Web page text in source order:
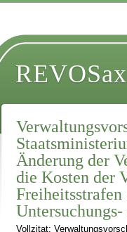
REVOSax
Änderung der
die Kosten der
Vollzitat: